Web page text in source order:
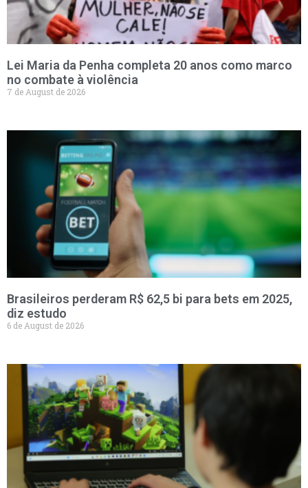
Lei Maria da Penha completa 20 anos como marco
no combate à violência
7 de August de 2026
Brasileiros perderam R$ 62,5 bi para bets em 2025,
diz estudo
6 de August de 2026